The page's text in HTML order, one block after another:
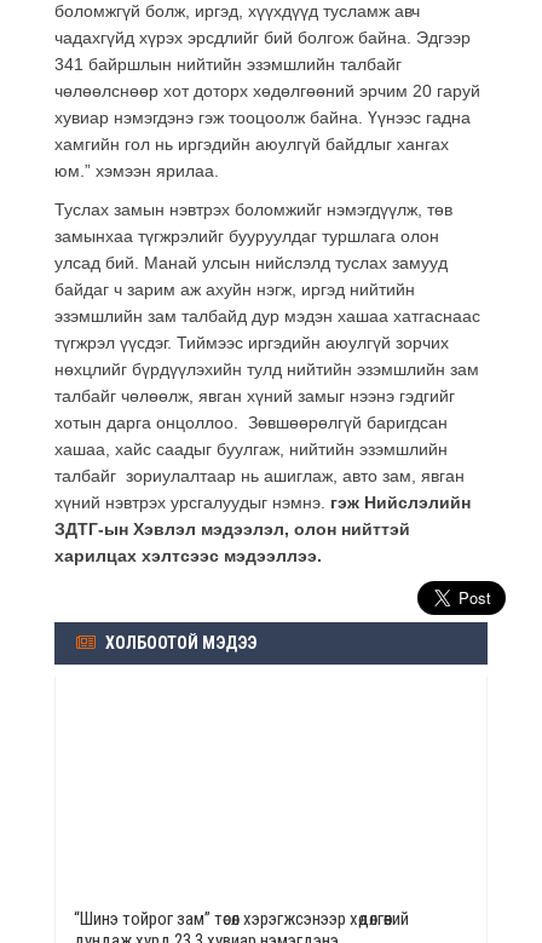
боломжгүй болж, иргэд, хүүхдүүд тусламж авч
чадахгүйд хүрэх эрсдлийг бий болгож байна. Эдгээр
341 байршлын нийтийн эзэмшлийн талбайг
чөлөөлснөөр хот доторх хөдөлгөөний эрчим 20 гаруй
хувиар нэмэгдэнэ гэж тооцоолж байна. Үүнээс гадна
хамгийн гол нь иргэдийн аюулгүй байдлыг хангах
юм.” хэмээн ярилаа.
Туслах замын нэвтрэх боломжийг нэмэгдүүлж, төв
замынхаа түгжрэлийг бууруулдаг туршлага олон
улсад бий. Манай улсын нийслэлд туслах замууд
байдаг ч зарим аж ахуйн нэгж, иргэд нийтийн
эзэмшлийн зам талбайд дур мэдэн хашаа хатгаснаас
түгжрэл үүсдэг. Тиймээс иргэдийн аюулгүй зорчих
нөхцлийг бүрдүүлэхийн тулд нийтийн эзэмшлийн зам
талбайг чөлөөлж, явган хүний замыг нээнэ гэдгийг
хотын дарга онцоллоо. Зөвшөөрөлгүй баригдсан
хашаа, хайс саадыг буулгаж, нийтийн эзэмшлийн
талбайг зориулалтаар нь ашиглаж, авто зам, явган
хүний нэвтрэх урсгалуудыг нэмнэ. гэж Нийслэлийн
ЗДТГ-ын Хэвлэл мэдээлэл, олон нийттэй
харилцах хэлтсээс мэдээллээ.
ХОЛБООТОЙ МЭДЭЭ
“Шинэ тойрог зам” төсөл хэрэгжсэнээр хөдөлгөөний